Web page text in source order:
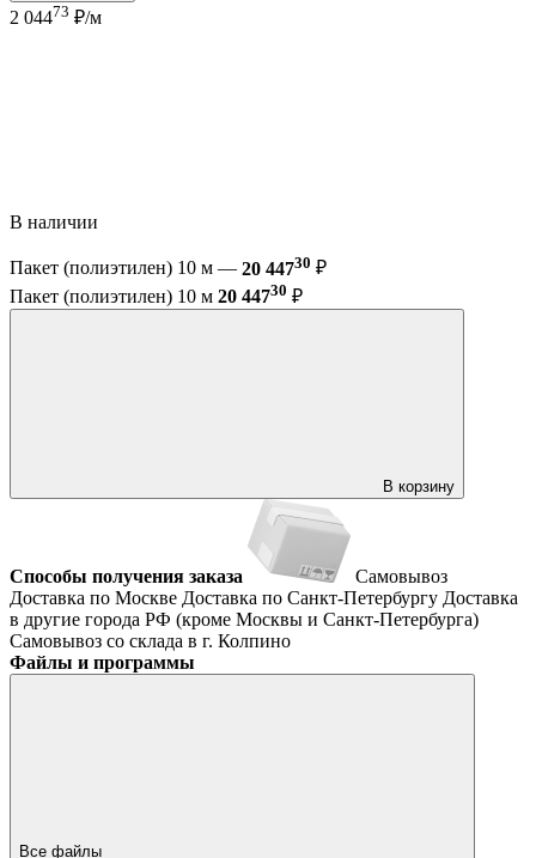
2 04473 ₽/м
В наличии
Пакет (полиэтилен) 10 м — 20 44730 ₽
Пакет (полиэтилен) 10 м 20 44730 ₽
В корзину
Способы получения заказа
Самовывоз
Доставка по Москве Доставка по Санкт-Петербургу Доставка
в другие города РФ (кроме Москвы и Санкт-Петербурга)
Самовывоз со склада в г. Колпино
Файлы и программы
Все файлы